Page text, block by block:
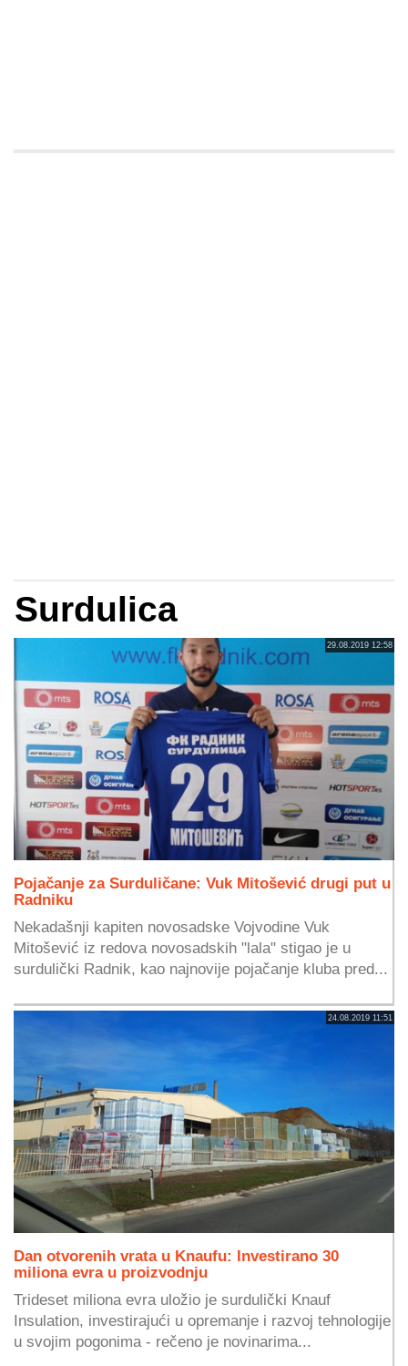
Surdulica
29.08.2019 12:58
Pojačanje za Surduličane: Vuk Mitošević drugi put u
Radniku
Nekadašnji kapiten novosadske Vojvodine Vuk
Mitošević iz redova novosadskih "lala" stigao je u
surdulički Radnik, kao najnovije pojačanje kluba pred...
24.08.2019 11:51
Dan otvorenih vrata u Knaufu: Investirano 30
miliona evra u proizvodnju
Trideset miliona evra uložio je surdulički Knauf
Insulation, investirajući u opremanje i razvoj tehnologije
u svojim pogonima - rečeno je novinarima...